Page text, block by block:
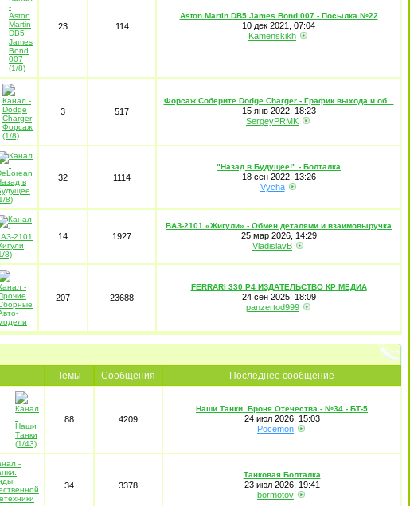
23 114
Aston Martin DB5 James Bond 007 - Посылка №22
10 дек 2021, 07:04
Kamenskikh
3 517
Форсаж Соберите Dodge Charger - График выхода и об...
15 янв 2022, 18:23
SergeyPRMK
32 1114
"Назад в Будущее!" - Болталка
18 сен 2022, 13:26
Vycha
14 1927
ВАЗ-2101 «Жигули» - Обмен деталями и взаимовыручка
25 мар 2026, 14:29
VladislavB
207 23688
FERRARI 330 P4 ИЗДАТЕЛЬСТВО КР МЕДИА
24 сен 2025, 18:09
panzertod999
Темы Сообщения Последнее сообщение
88 4209
Наши Танки. Броня Отечества - №34 - БТ-5
24 июл 2026, 15:03
Pocemon
34 3378
Танковая Болталка
23 июл 2026, 19:41
bormotov